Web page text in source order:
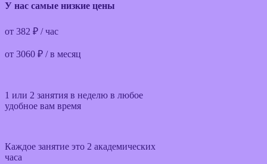
У нас самые низкие цены
от 382 ₽ / час
от 3060 ₽ / в месяц
1 или 2 занятия в неделю в любое
удобное вам время
Каждое занятие это 2 академических
часа